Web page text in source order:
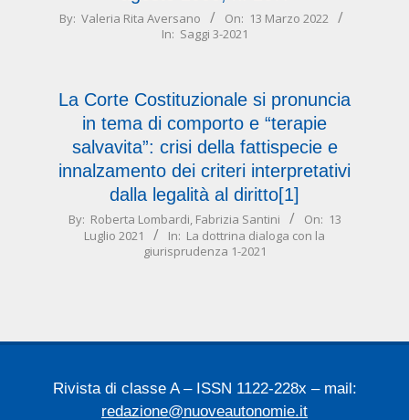
2022-
By: Valeria Rita Aversano On: 13 Marzo 2022
In: Saggi 3-2021
La Corte Costituzionale si pronuncia
in tema di comporto e “terapie
salvavita”: crisi della fattispecie e
innalzamento dei criteri interpretativi
dalla legalità al diritto[1]
2021-
By: Roberta Lombardi, Fabrizia Santini On: 13
Luglio 2021
In: La dottrina dialoga con la
giurisprudenza 1-2021
Rivista di classe A – ISSN 1122-228x – mail:
redazione@nuoveautonomie.it